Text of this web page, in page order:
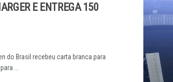
E ENTREGA 150
do Brasil recebeu carta branca para
...